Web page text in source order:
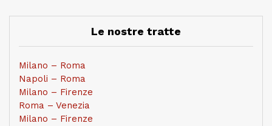
Le nostre tratte
Milano – Roma
Napoli – Roma
Milano – Firenze
Roma – Venezia
Milano – Firenze